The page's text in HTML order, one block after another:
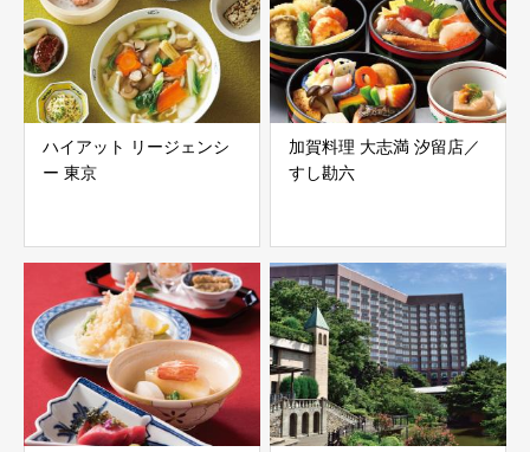
ハイアット リージェンシ
ー 東京
加賀料理 大志満 汐留店／
すし勘六